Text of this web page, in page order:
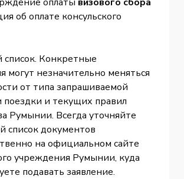
об оплате консульского
Конкретные
могут незначительно меняться
от типа запрашиваемой
поездки и текущих правил
Румынии. Всегда уточняйте
список документов
на официальном сайте
учреждения Румынии, куда
подавать заявление.